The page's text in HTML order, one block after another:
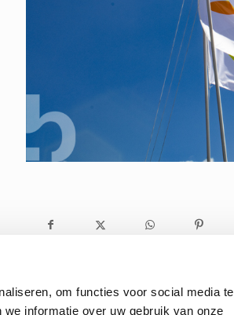
om functies voor social media te
informatie over uw gebruik van onze